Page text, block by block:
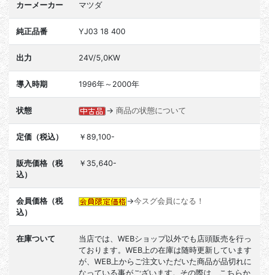
カーメーカー マツダ
純正品番 YJ03 18 400
出力 24V/5,0KW
導入時期 1996年～2000年
状態 → 商品の状態について
定価（税込） ￥89,100-
販売価格（税
込）
￥35,640-
会員価格（税
込）
→今スグ会員になる！
在庫ついて
当店では、WEBショップ以外でも店頭販売を行っ
ております。WEB上の在庫は随時更新しています
が、WEB上からご注文いただいた商品が品切れに
なっている事がございます。その際は、こちらか